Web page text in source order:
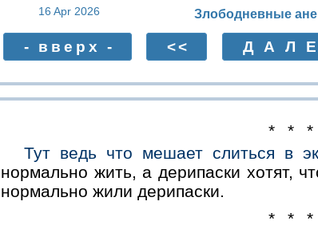
16 Apr 2026 Злободневные
- вверх - << Д А Л
* * *
Тут ведь что мешает слиться в
нормально жить, а дерипаски хотят,
нормально жили дерипаски.
* * *